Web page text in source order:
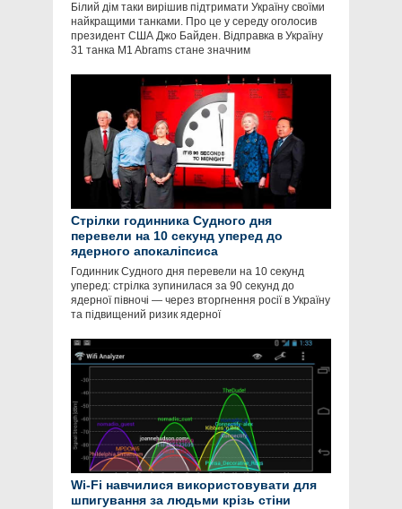
Білий дім таки вирішив підтримати Україну своїми
найкращими танками. Про це у середу оголосив
президент США Джо Байден. Відправка в Україну
31 танка M1 Abrams стане значним
Стрілки годинника Судного дня
перевели на 10 секунд уперед до
ядерного апокаліпсиса
Годинник Судного дня перевели на 10 секунд
уперед: стрілка зупинилася за 90 секунд до
ядерної півночі — через вторгнення росії в Україну
та підвищений ризик ядерної
Wi-Fi навчилися використовувати для
шпигування за людьми крізь стіни